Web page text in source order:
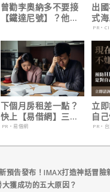
曾勸李奧納多不要接
【鐵達尼號】？他
是誰」
出
式
定
省
PR・
下個月房租差一點？
快上【易借網】三分
鐘解決燃眉之急
PR・易借網
立
自
資
PR・
預告發布！IMAX打造神話冒險
獲成功的五大原因？